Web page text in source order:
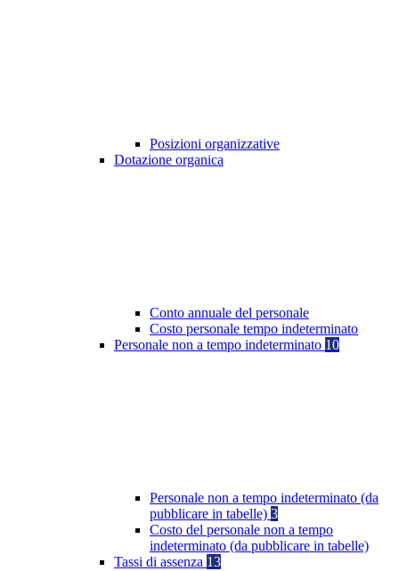
Posizioni organizzative
Dotazione organica
Conto annuale del personale
Costo personale tempo indeterminato
Personale non a tempo indeterminato 10
Personale non a tempo indeterminato (da
pubblicare in tabelle) 3
Costo del personale non a tempo
indeterminato (da pubblicare in tabelle)
Tassi di assenza 13